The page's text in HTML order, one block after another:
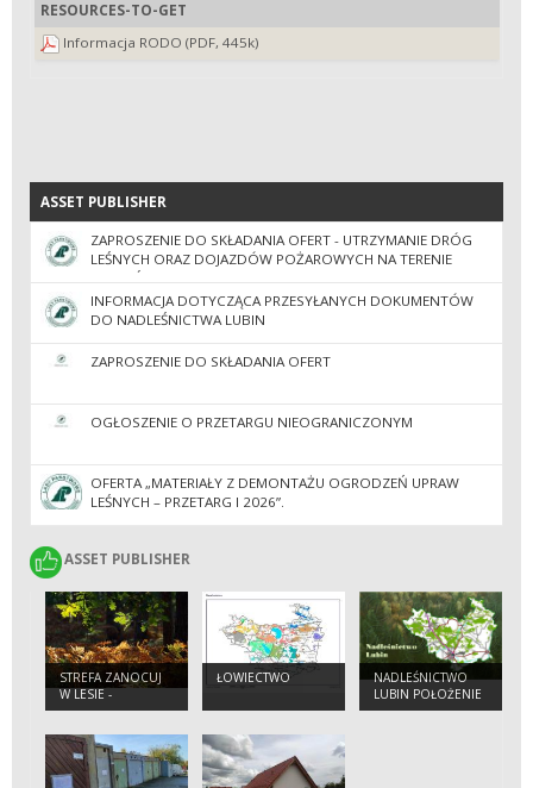
RESOURCES-TO-GET
Informacja RODO (PDF, 445k)
ASSET PUBLISHER
ASSET PUBLISHER
ZAPROSZENIE DO SKŁADANIA OFERT - UTRZYMANIE DRÓG
LEŚNYCH ORAZ DOJAZDÓW POŻAROWYCH NA TERENIE
NADLEŚNICTWA LUBIN W 2026R
INFORMACJA DOTYCZĄCA PRZESYŁANYCH DOKUMENTÓW
DO NADLEŚNICTWA LUBIN
ZAPROSZENIE DO SKŁADANIA OFERT
OGŁOSZENIE O PRZETARGU NIEOGRANICZONYM
OFERTA „MATERIAŁY Z DEMONTAŻU OGRODZEŃ UPRAW
LEŚNYCH – PRZETARG I 2026”.
ASSET PUBLISHER
ASSET PUBLISHER
STREFA ZANOCUJ
W LESIE -
„GRZYBOWA
ŁOWIECTWO
NADLEŚNICTWO
LUBIN POŁOŻENIE